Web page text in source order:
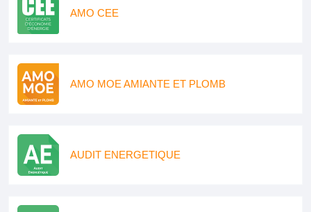
AMO CEE
AMO MOE AMIANTE ET PLOMB
AUDIT ENERGETIQUE